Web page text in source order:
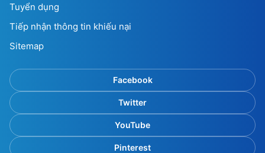
Tuyển dụng
Tiếp nhận thông tin khiếu nại
Sitemap
Facebook
Twitter
YouTube
Pinterest